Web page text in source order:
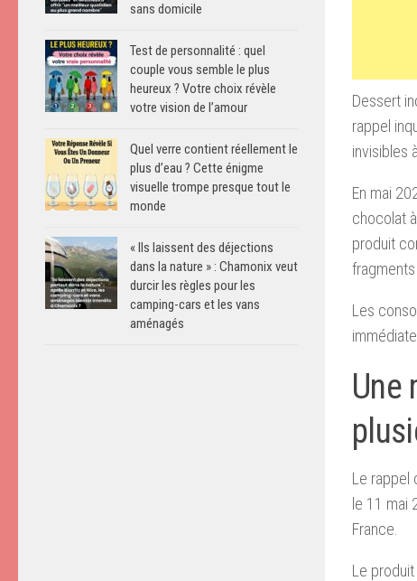
Dessert
rappel
invisibles
En mai
chocolat
produit
Les
Une
Le rappel
le 11 mai
France.
Le
sans domicile
Test de personnalité : quel
couple vous semble le plus
heureux ? Votre choix révèle
votre vision de l’amour
Quel verre contient réellement le
plus d’eau ? Cette énigme
visuelle trompe presque tout le
monde
« Ils laissent des déjections
dans la nature » : Chamonix veut
durcir les règles pour les
camping-cars et les vans
aménagés